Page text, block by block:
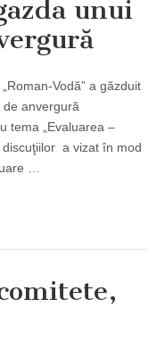
unui
Vodă” a găzduit
anvergură
tema „Evaluarea –
discuţiilor a vizat în mod
…